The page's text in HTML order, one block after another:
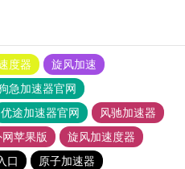
度器
旋风加速
急加速器官网
优途加速器官网
风驰加速器
苹果版
旋风加速度器
口
原子加速器